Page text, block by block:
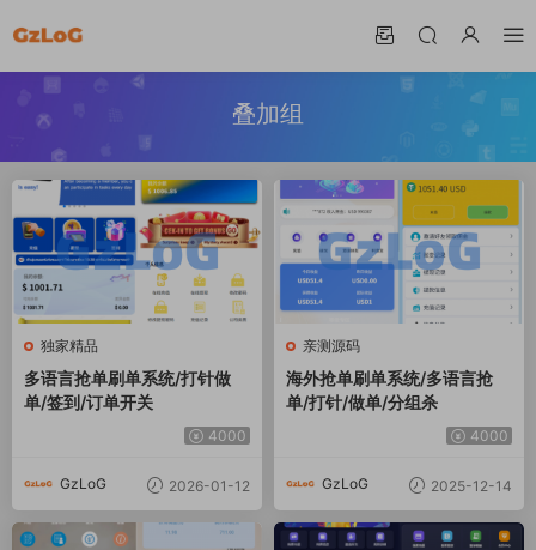
叠加组
独家精品
多语言抢单刷单系统/打针做
单/签到/订单开关
4000
GzLoG 2026-01-12
亲测源码
海外抢单刷单系统/多语言抢
单/打针/做单/分组杀
4000
GzLoG 2025-12-14